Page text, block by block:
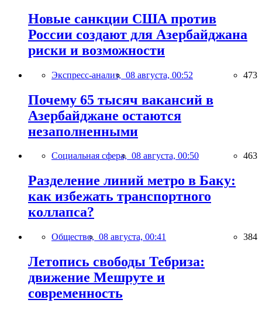
Новые санкции США против
России создают для Азербайджана
риски и возможности
Экспресс-анализ, 08 августа, 00:52 473
Почему 65 тысяч вакансий в
Азербайджане остаются
незаполненными
Социальная сфера, 08 августа, 00:50 463
Разделение линий метро в Баку:
как избежать транспортного
коллапса?
Общество, 08 августа, 00:41 384
Летопись свободы Тебриза:
движение Мешруте и
современность